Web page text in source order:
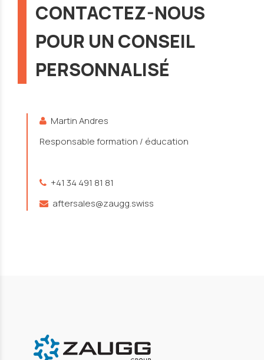
CONTACTEZ-NOUS
POUR UN CONSEIL
PERSONNALISÉ
Martin Andres
Responsable formation / éducation
+41 34 491 81 81
aftersales@zaugg.swiss